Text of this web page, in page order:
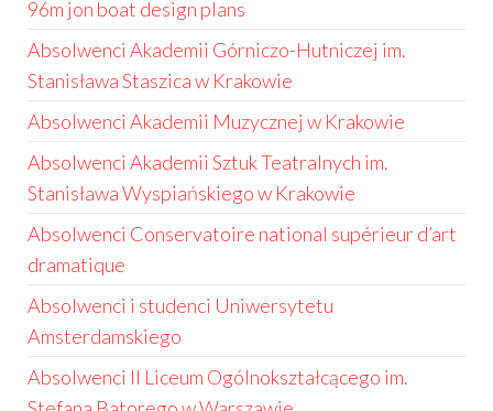
96m jon boat design plans
Absolwenci Akademii Górniczo-Hutniczej im.
Stanisława Staszica w Krakowie
Absolwenci Akademii Muzycznej w Krakowie
Absolwenci Akademii Sztuk Teatralnych im.
Stanisława Wyspiańskiego w Krakowie
Absolwenci Conservatoire national supérieur d’art
dramatique
Absolwenci i studenci Uniwersytetu
Amsterdamskiego
Absolwenci II Liceum Ogólnokształcącego im.